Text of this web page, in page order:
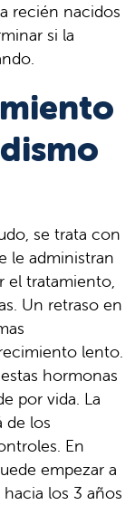
recién nacidos
si la
se trata con
le administran
el tratamiento,
Un retraso en
lento.
hormonas
por vida. La
de los
En
empezar a
los 3 años